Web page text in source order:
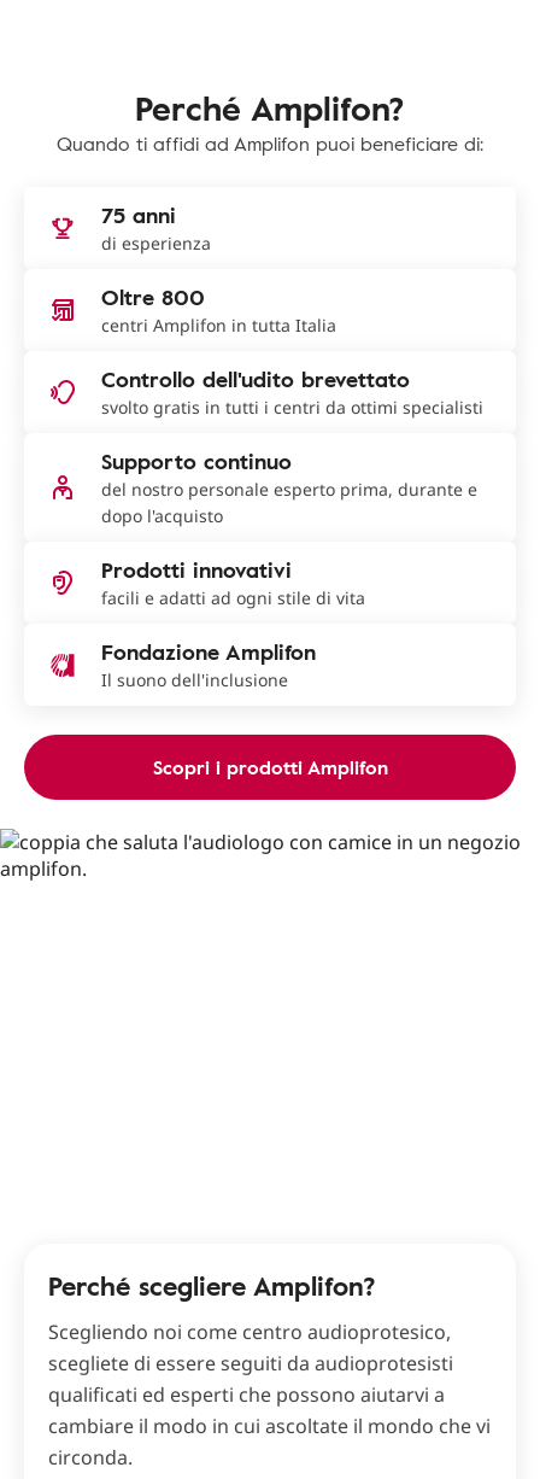
Perché Amplifon?
Quando ti affidi ad Amplifon puoi beneficiare di:
75 anni
di esperienza
Oltre 800
centri Amplifon in tutta Italia
Controllo dell'udito brevettato
svolto gratis in tutti i centri da ottimi specialisti
Supporto continuo
del nostro personale esperto prima, durante e
dopo l'acquisto
Prodotti innovativi
facili e adatti ad ogni stile di vita
Fondazione Amplifon
Il suono dell'inclusione
Scopri i prodotti Amplifon
Perché scegliere Amplifon?
Scegliendo noi come centro audioprotesico,
scegliete di essere seguiti da audioprotesisti
qualificati ed esperti che possono aiutarvi a
cambiare il modo in cui ascoltate il mondo che vi
circonda.